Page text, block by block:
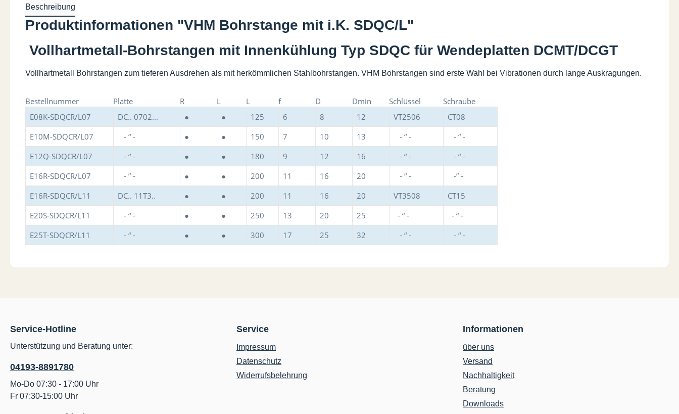
Beschreibung
Produktinformationen "VHM Bohrstange mit i.K. SDQC/L"
Vollhartmetall-Bohrstangen mit Innenkühlung Typ SDQC für Wendeplatten DCMT/DCGT
Vollhartmetall Bohrstangen zum tieferen Ausdrehen als mit herkömmlichen Stahlbohrstangen. VHM Bohrstangen sind erste Wahl bei Vibrationen durch lange Auskragungen.
Bestellnummer Platte R L L f D Dmin Schlüssel
Schraube
E08K-SDQCR/L07
DC.. 0702... ● ● 125 6 8 12 VT2506
CT08
E10M-SDQCR/L07
- “ - ● ● 150 7 10 13 - “ -
- “ -
E12Q-SDQCR/L07
- “ - ● ● 180 9 12 16 - “ -
- “ -
E16R-SDQCR/L07
- ” - ● ● 200 11 16 20 - “ -
-” -
E16R-SDQCR/L11
DC.. 11T3.. ● ● 200 11 16 20 VT3508
CT15
E20S-SDQCR/L11
- “ - ● ● 250 13 20 25 - “ -
- “ -
E25T-SDQCR/L11
- “ - ● ● 300 17 25 32 - “ - - “ -
Service-Hotline
Unterstützung und Beratung unter:
04193-8891780
Mo-Do 07:30 - 17:00 Uhr
Fr 07:30-15:00 Uhr
Service
Impressum
Datenschutz
Widerrufsbelehrung
Informationen
über uns
Versand
Nachhaltigkeit
Beratung
Downloads